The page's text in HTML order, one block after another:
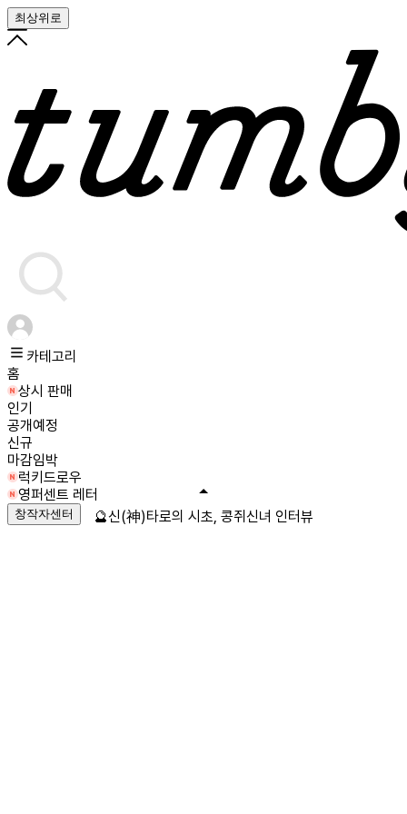
최상위로
카테고리
홈
상시 판매
인기
공개예정
신규
마감임박
럭키드로우
영퍼센트 레터
창작자센터 🔮신(神)타로의 시초, 콩쥐신녀 인터뷰